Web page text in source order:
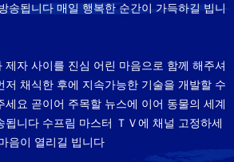
송됩니다 매일 행복한 순간이 가득하길 빕니
제자 사이를 진심 어린 마음으로 함께 해주셔
저 채식한 후에 지속가능한 기술을 개발할 수
세요 곧이어 주목할 뉴스에 이어 동물의 세계
됩니다 수프림 마스터 ＴＶ에 채널 고정하세
음이 열리길 빕니다